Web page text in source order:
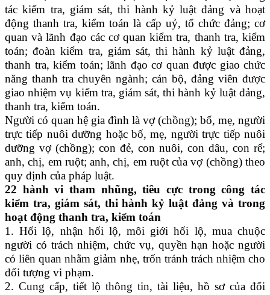
tác kiểm tra, giám sát, thi hành kỷ luật đảng và hoạt
động thanh tra, kiểm toán là cấp uỷ, tổ chức đảng; cơ
quan và lãnh đạo các cơ quan kiểm tra, thanh tra, kiểm
toán; đoàn kiểm tra, giám sát, thi hành kỷ luật đảng,
thanh tra, kiểm toán; lãnh đạo cơ quan được giao chức
năng thanh tra chuyên ngành; cán bộ, đảng viên được
giao nhiệm vụ kiểm tra, giám sát, thi hành kỷ luật đảng,
thanh tra, kiểm toán.
Người có quan hệ gia đình là vợ (chồng); bố, mẹ, người
trực tiếp nuôi dưỡng hoặc bố, mẹ, người trực tiếp nuôi
dưỡng vợ (chồng); con đẻ, con nuôi, con dâu, con rể;
anh, chị, em ruột; anh, chị, em ruột của vợ (chồng) theo
quy định của pháp luật.
22 hành vi tham nhũng, tiêu cực trong công tác
kiểm tra, giám sát, thi hành kỷ luật đảng và trong
hoạt động thanh tra, kiểm toán
1. Hối lộ, nhận hối lộ, môi giới hối lộ, mua chuộc
người có trách nhiệm, chức vụ, quyền hạn hoặc người
có liên quan nhằm giảm nhẹ, trốn tránh trách nhiệm cho
đối tượng vi phạm.
2. Cung cấp, tiết lộ thông tin, tài liệu, hồ sơ của đối